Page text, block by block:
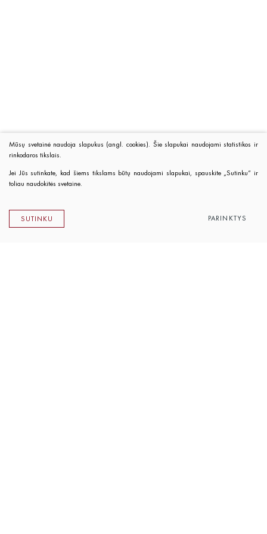
Mūsų svetainė naudoja slapukus (angl. cookies). Šie slapukai naudojami statistikos ir
rinkodaros tikslais.
Jei Jūs sutinkate, kad šiems tikslams būtų naudojami slapukai, spauskite „Sutinku“ ir
toliau naudokitės svetaine.
SUTINKU PARINKTYS